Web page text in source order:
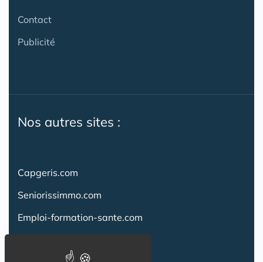
Contact
Publicité
Nos autres sites :
Capgeris.com
Seniorissimmo.com
Emploi-formation-sante.com